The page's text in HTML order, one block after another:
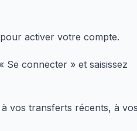
activer votre compte.
connecter » et saisissez
vos transferts récents, à